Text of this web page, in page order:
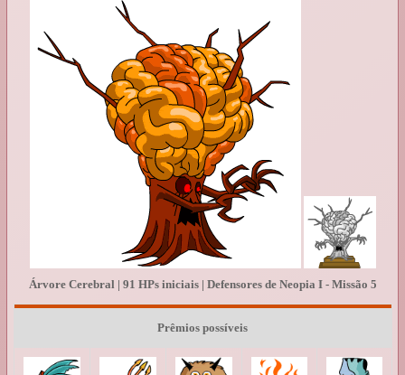
Árvore Cerebral | 91 HPs iniciais | Defensores de Neopia I - Missão 5
Prêmios possíveis